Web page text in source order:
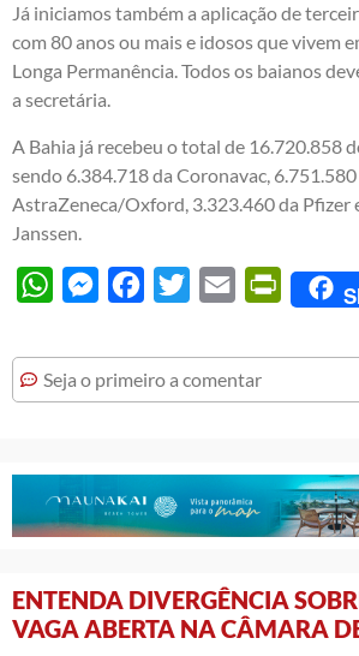
Já iniciamos também a aplicação de
com 80 anos ou mais e idosos que vivem
Longa Permanência. Todos os baianos
a secretária.
A Bahia já recebeu o total de 16.720.858
sendo 6.384.718 da Coronavac, 6.751.580
AstraZeneca/Oxford, 3.323.460 da Pfizer
Janssen.
WhatsAppMessengerFacebook
Twitter Email
Seja o primeiro a comentar
ENTENDA DIVERGÊNCIA
VAGA ABERTA NA CÂMARA